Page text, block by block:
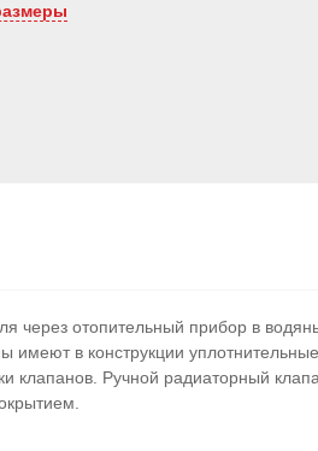
через отопительный прибор в
имеют в конструкции
клапанов. Ручной радиаторный